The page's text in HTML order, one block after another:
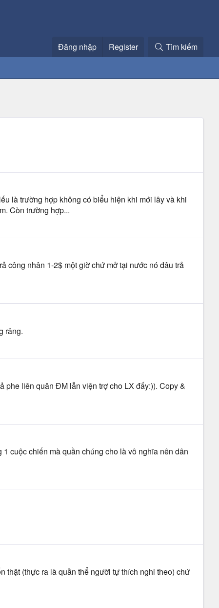
Đăng nhập Register Tìm kiếm
là trường hợp không có biểu hiện khi mới lây và khi
Còn trường hợp...
công nhân 1-2$ một giờ chứ mở tại nước nó đâu trả
răng.
phe liên quân ĐM lẫn viện trợ cho LX đấy:)). Copy &
cuộc chiến mà quần chúng cho là vô nghĩa nên dân
thật (thực ra là quần thể người tự thích nghi theo) chứ